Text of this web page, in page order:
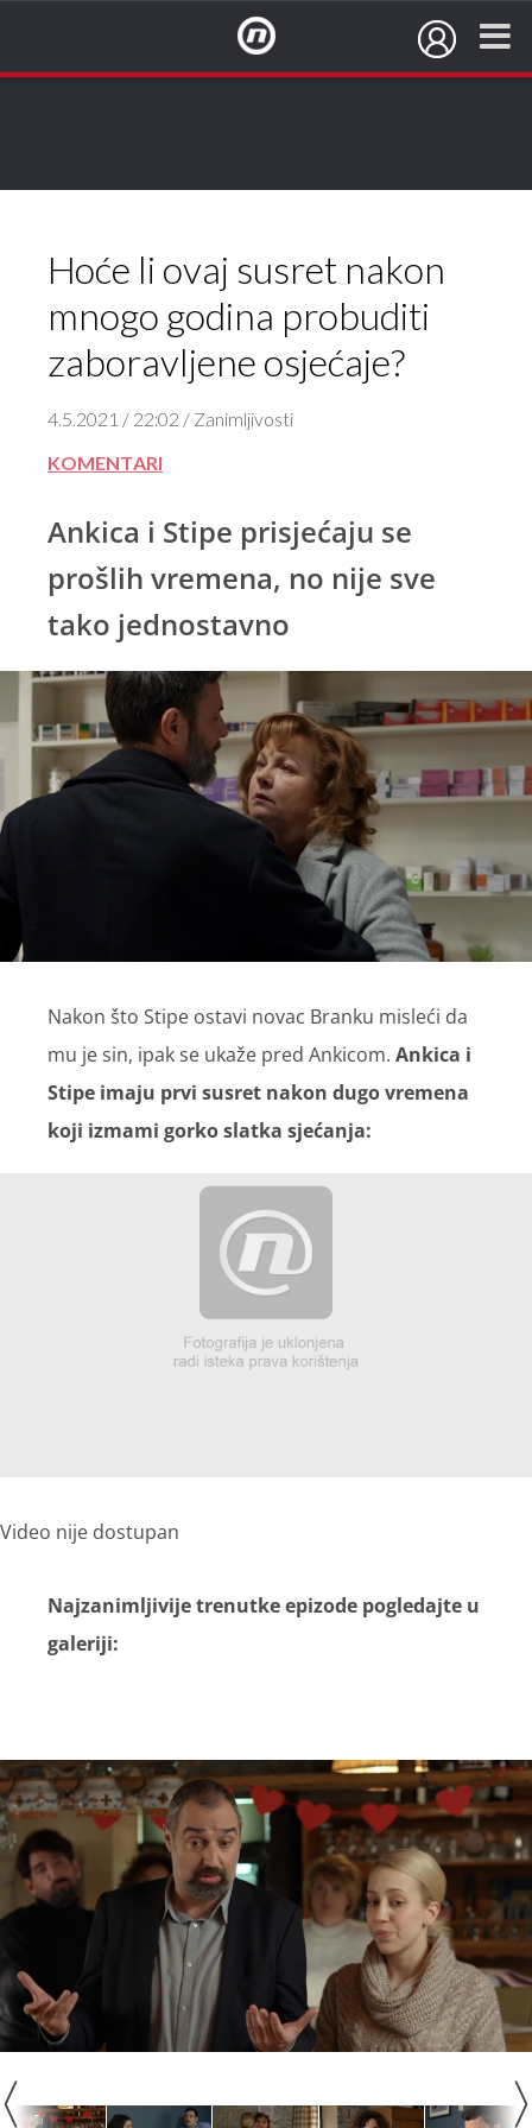
Hoće li ovaj susret nakon
mnogo godina probuditi
zaboravljene osjećaje?
4.5.2021 / 22:02 / Zanimljivosti
KOMENTARI
Ankica i Stipe prisjećaju se
prošlih vremena, no nije sve
tako jednostavno
Nakon što Stipe ostavi novac Branku misleći da
mu je sin, ipak se ukaže pred Ankicom. Ankica i
Stipe imaju prvi susret nakon dugo vremena
koji izmami gorko slatka sjećanja:
Video nije dostupan
Najzanimljivije trenutke epizode pogledajte u
galeriji: